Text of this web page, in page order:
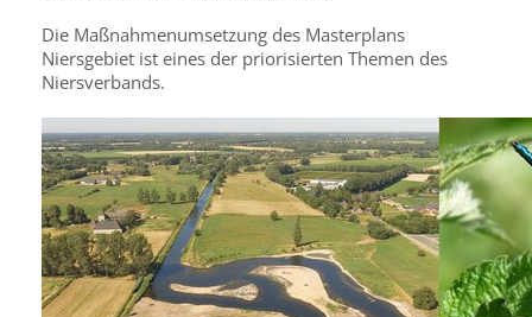
Die Maßnahmenumsetzung des Masterplans
Niersgebiet ist eines der priorisierten Themen des
Niersverbands.